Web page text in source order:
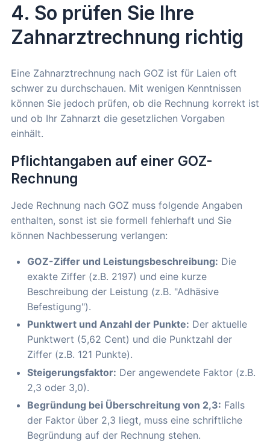
4. So prüfen Sie Ihre
Zahnarztrechnung richtig
Eine Zahnarztrechnung nach GOZ ist für Laien oft
schwer zu durchschauen. Mit wenigen Kenntnissen
können Sie jedoch prüfen, ob die Rechnung korrekt ist
und ob Ihr Zahnarzt die gesetzlichen Vorgaben
einhält.
Pflichtangaben auf einer GOZ-
Rechnung
Jede Rechnung nach GOZ muss folgende Angaben
enthalten, sonst ist sie formell fehlerhaft und Sie
können Nachbesserung verlangen:
GOZ-Ziffer und Leistungsbeschreibung: Die
exakte Ziffer (z.B. 2197) und eine kurze
Beschreibung der Leistung (z.B. "Adhäsive
Befestigung").
Punktwert und Anzahl der Punkte: Der aktuelle
Punktwert (5,62 Cent) und die Punktzahl der
Ziffer (z.B. 121 Punkte).
Steigerungsfaktor: Der angewendete Faktor (z.B.
2,3 oder 3,0).
Begründung bei Überschreitung von 2,3: Falls
der Faktor über 2,3 liegt, muss eine schriftliche
Begründung auf der Rechnung stehen.